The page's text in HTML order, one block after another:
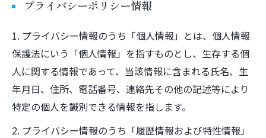
プライバシーポリシー情報
1. プライバシー情報のうち「個人情報」とは、個人情報
保護法にいう「個人情報」を指すものとし、生存する個
人に関する情報であって、当該情報に含まれる氏名、生
年月日、住所、電話番号、連絡先その他の記述等により
特定の個人を識別できる情報を指します。
2. プライバシー情報のうち「履歴情報および特性情報」